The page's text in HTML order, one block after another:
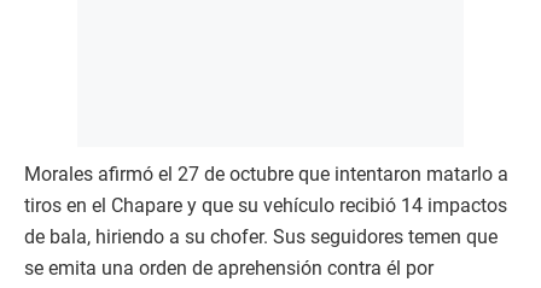
Morales afirmó el 27 de octubre que intentaron matarlo a
tiros en el Chapare y que su vehículo recibió 14 impactos
de bala, hiriendo a su chofer. Sus seguidores temen que
se emita una orden de aprehensión contra él por